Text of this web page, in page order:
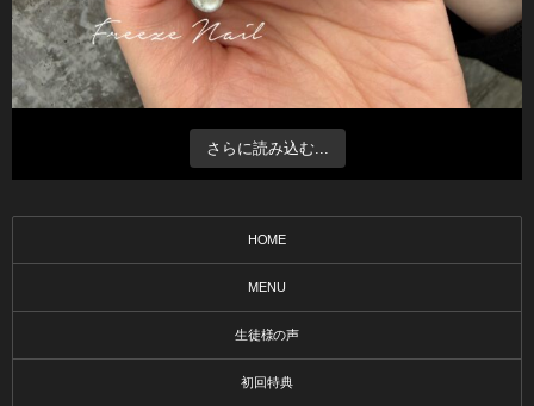
さらに読み込む...
HOME
MENU
生徒様の声
初回特典